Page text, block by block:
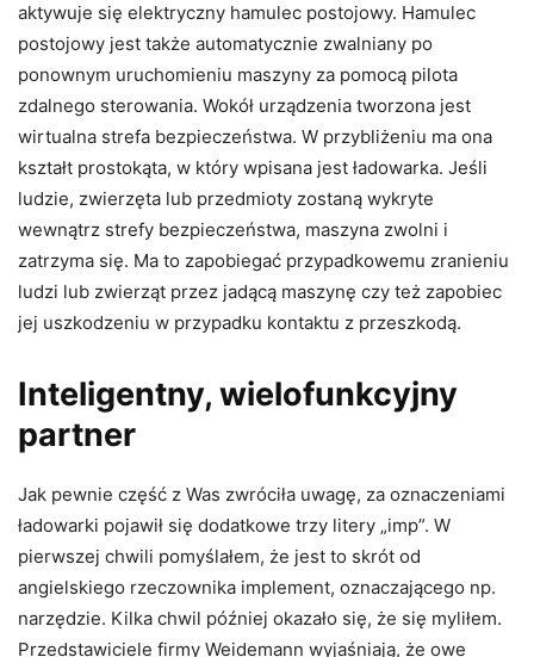
aktywuje się elektryczny hamulec postojowy. Hamulec
postojowy jest także automatycznie zwalniany po
ponownym uruchomieniu maszyny za pomocą pilota
zdalnego sterowania. Wokół urządzenia tworzona jest
wirtualna strefa bezpieczeństwa. W przybliżeniu ma ona
kształt prostokąta, w który wpisana jest ładowarka. Jeśli
ludzie, zwierzęta lub przedmioty zostaną wykryte
wewnątrz strefy bezpieczeństwa, maszyna zwolni i
zatrzyma się. Ma to zapobiegać przypadkowemu zranieniu
ludzi lub zwierząt przez jadącą maszynę czy też zapobiec
jej uszkodzeniu w przypadku kontaktu z przeszkodą.
Inteligentny, wielofunkcyjny
partner
Jak pewnie część z Was zwróciła uwagę, za oznaczeniami
ładowarki pojawił się dodatkowe trzy litery „imp”. W
pierwszej chwili pomyślałem, że jest to skrót od
angielskiego rzeczownika implement, oznaczającego np.
narzędzie. Kilka chwil później okazało się, że się myliłem.
Przedstawiciele firmy Weidemann wyjaśniają, że owe